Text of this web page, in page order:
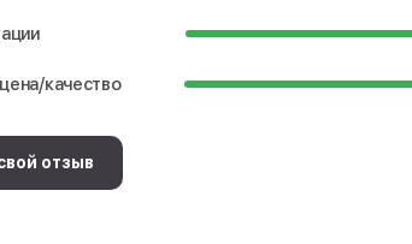
качество
отзыв